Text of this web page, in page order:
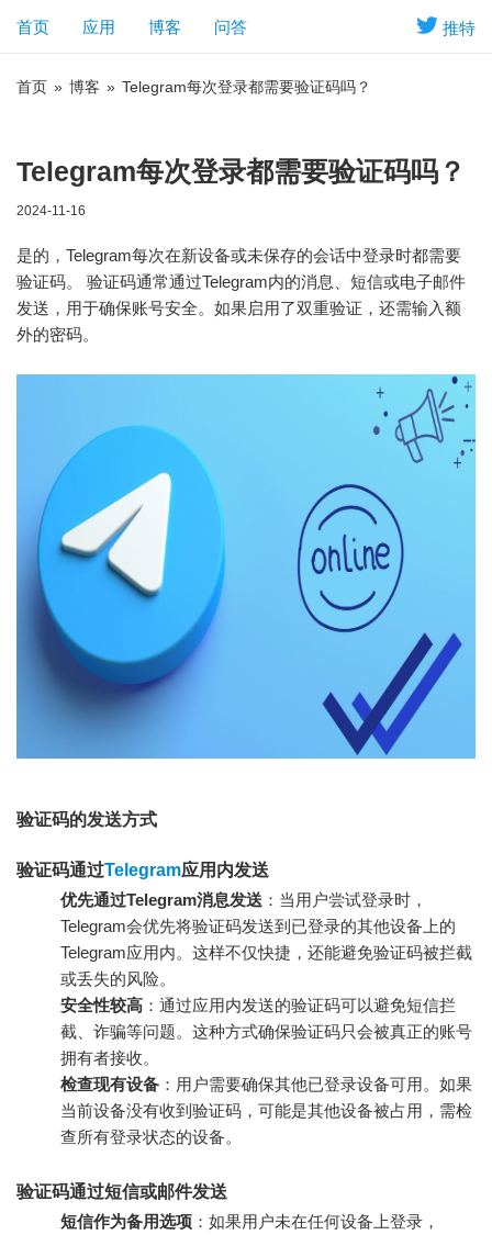
推特
首页 应用 博客 问答
首页 » 博客 » Telegram每次登录都需要验证码吗？
Telegram每次登录都需要验证码吗？
2024-11-16
是的，Telegram每次在新设备或未保存的会话中登录时都需要
验证码。 验证码通常通过Telegram内的消息、短信或电子邮件
发送，用于确保账号安全。如果启用了双重验证，还需输入额
外的密码。
验证码的发送方式
验证码通过Telegram应用内发送
优先通过Telegram消息发送 ：当用户尝试登录时，
Telegram会优先将验证码发送到已登录的其他设备上的
Telegram应用内。这样不仅快捷，还能避免验证码被拦截
或丢失的风险。
安全性较高 ：通过应用内发送的验证码可以避免短信拦
截、诈骗等问题。这种方式确保验证码只会被真正的账号
拥有者接收。
检查现有设备 ：用户需要确保其他已登录设备可用。如果
当前设备没有收到验证码，可能是其他设备被占用，需检
查所有登录状态的设备。
验证码通过短信或邮件发送
短信作为备用选项 ：如果用户未在任何设备上登录，